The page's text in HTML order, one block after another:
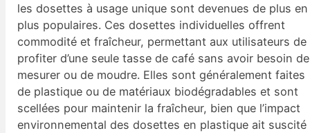
les dosettes à usage unique sont devenues de plus en
plus populaires. Ces dosettes individuelles offrent
commodité et fraîcheur, permettant aux utilisateurs de
profiter d’une seule tasse de café sans avoir besoin de
mesurer ou de moudre. Elles sont généralement faites
de plastique ou de matériaux biodégradables et sont
scellées pour maintenir la fraîcheur, bien que l’impact
environnemental des dosettes en plastique ait suscité